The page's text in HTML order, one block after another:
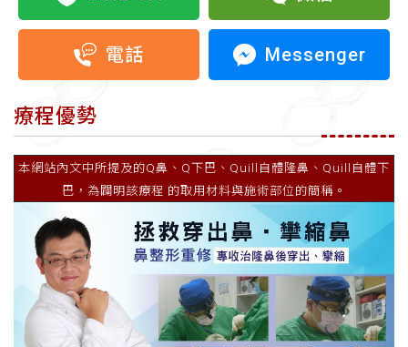
電話 Messenger
療程優勢
本網站內文中所提及的Q鼻、Q下巴、Quill自體隆鼻、Quill自體下
巴，為闢明該療程 的取用材料與施術部位的簡稱。